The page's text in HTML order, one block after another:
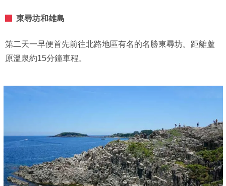
東尋坊和雄島
第二天一早便首先前往北路地區有名的名勝東尋坊。距離蘆
原溫泉約15分鐘車程。